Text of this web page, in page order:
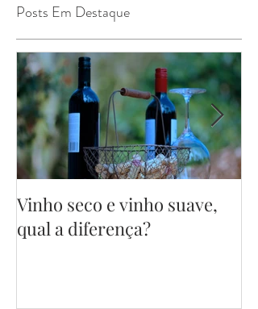
Posts Em Destaque
Vinho seco e vinho suave,
qual a diferença?